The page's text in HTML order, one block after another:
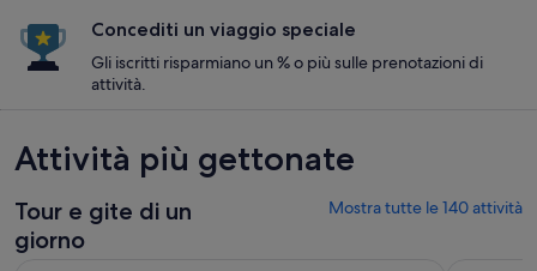
Concediti un viaggio speciale
Gli iscritti risparmiano un % o più sulle prenotazioni di
attività.
Attività più gettonate
Tour e gite di un
giorno
Mostra tutte le 140 attività